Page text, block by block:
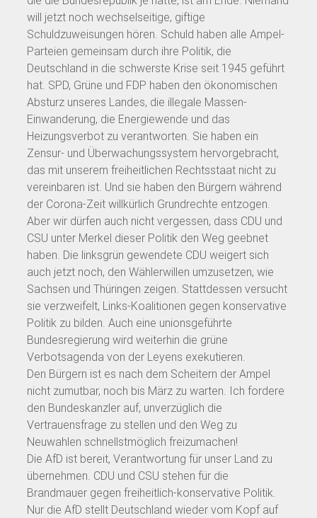
will jetzt noch wechselseitige, giftige
Schuldzuweisungen hören. Schuld haben alle Ampel-
Parteien gemeinsam durch ihre Politik, die
Deutschland in die schwerste Krise seit 1945 geführt
hat. SPD, Grüne und FDP haben den ökonomischen
Absturz unseres Landes, die illegale Massen-
Einwanderung, die Energiewende und das
Heizungsverbot zu verantworten. Sie haben ein
Zensur- und Überwachungssystem hervorgebracht,
das mit unserem freiheitlichen Rechtsstaat nicht zu
vereinbaren ist. Und sie haben den Bürgern während
der Corona-Zeit willkürlich Grundrechte entzogen.
Aber wir dürfen auch nicht vergessen, dass CDU und
CSU unter Merkel dieser Politik den Weg geebnet
haben. Die linksgrün gewendete CDU weigert sich
auch jetzt noch, den Wählerwillen umzusetzen, wie
Sachsen und Thüringen zeigen. Stattdessen versucht
sie verzweifelt, Links-Koalitionen gegen konservative
Politik zu bilden. Auch eine unionsgeführte
Bundesregierung wird weiterhin die grüne
Verbotsagenda von der Leyens exekutieren.
Den Bürgern ist es nach dem Scheitern der Ampel
nicht zumutbar, noch bis März zu warten. Ich fordere
den Bundeskanzler auf, unverzüglich die
Vertrauensfrage zu stellen und den Weg zu
Neuwahlen schnellstmöglich freizumachen!
Die AfD ist bereit, Verantwortung für unser Land zu
übernehmen. CDU und CSU stehen für die
Brandmauer gegen freiheitlich-konservative Politik.
Nur die AfD stellt Deutschland wieder vom Kopf auf